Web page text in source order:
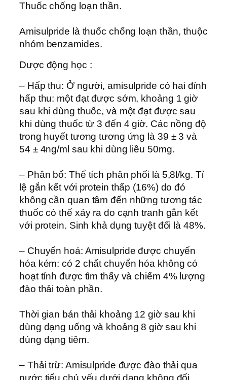
Thuốc chống loạn thần.
Amisulpride là thuốc chống loạn thần, thuộc
nhóm benzamides.
Dược động học :
– Hấp thu: Ở người, amisulpride có hai đỉnh
hấp thu: một đạt được sớm, khoảng 1 giờ
sau khi dùng thuốc, và một đạt được sau
khi dùng thuốc từ 3 đến 4 giờ. Các nồng độ
trong huyết tương tương ứng là 39 ± 3 và
54 ± 4ng/ml sau khi dùng liều 50mg.
– Phân bố: Thể tích phân phối là 5,8l/kg. Tỉ
lệ gắn kết với protein thấp (16%) do đó
không cần quan tâm đến những tương tác
thuốc có thể xảy ra do cạnh tranh gắn kết
với protein. Sinh khả dụng tuyệt đối là 48%.
– Chuyển hoá: Amisulpride được chuyển
hóa kém: có 2 chất chuyển hóa không có
hoạt tính được tìm thấy và chiếm 4% lượng
đào thải toàn phần.
Thời gian bán thải khoảng 12 giờ sau khi
dùng dạng uống và khoảng 8 giờ sau khi
dùng dạng tiêm.
– Thải trừ: Amisulpride được đào thải qua